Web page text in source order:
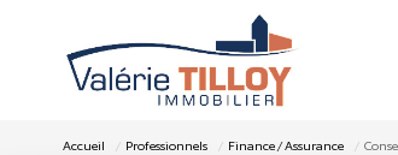
Accueil Professionnels Finance / Assurance